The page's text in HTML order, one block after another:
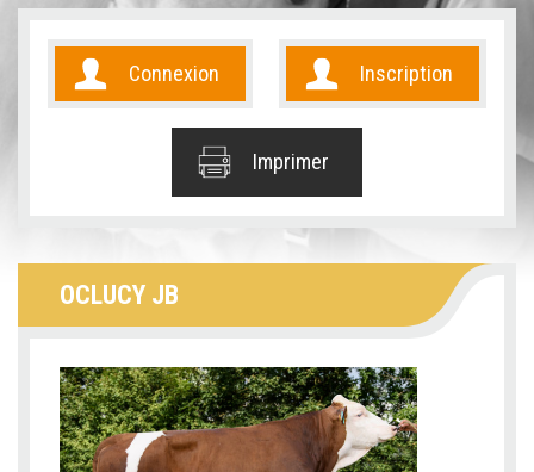
Connexion Inscription
Imprimer
OCLUCY JB